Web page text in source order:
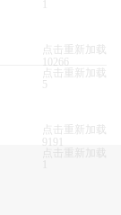
点击重新加载
10266
点击重新加载
5
点击重新加载
9191